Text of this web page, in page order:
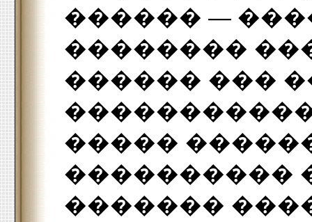
������ —
��������
������ ���
�����
����������
�������